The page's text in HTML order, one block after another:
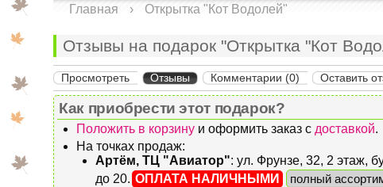
Главная › Открытка "Кот Водолей"
Отзывы на подарок "Открытка "Кот
Просмотреть Отзывы Комментарии (0) Оставить
Как приобрести этот подарок?
Положить в корзину и оформить заказ с доставкой.
На точках продаж:
Артём, ТЦ "Авиатор": ул. Фрунзе, 32, 2 этаж,
до 20. ОПЛАТА НАЛИЧНЫМИ
полный